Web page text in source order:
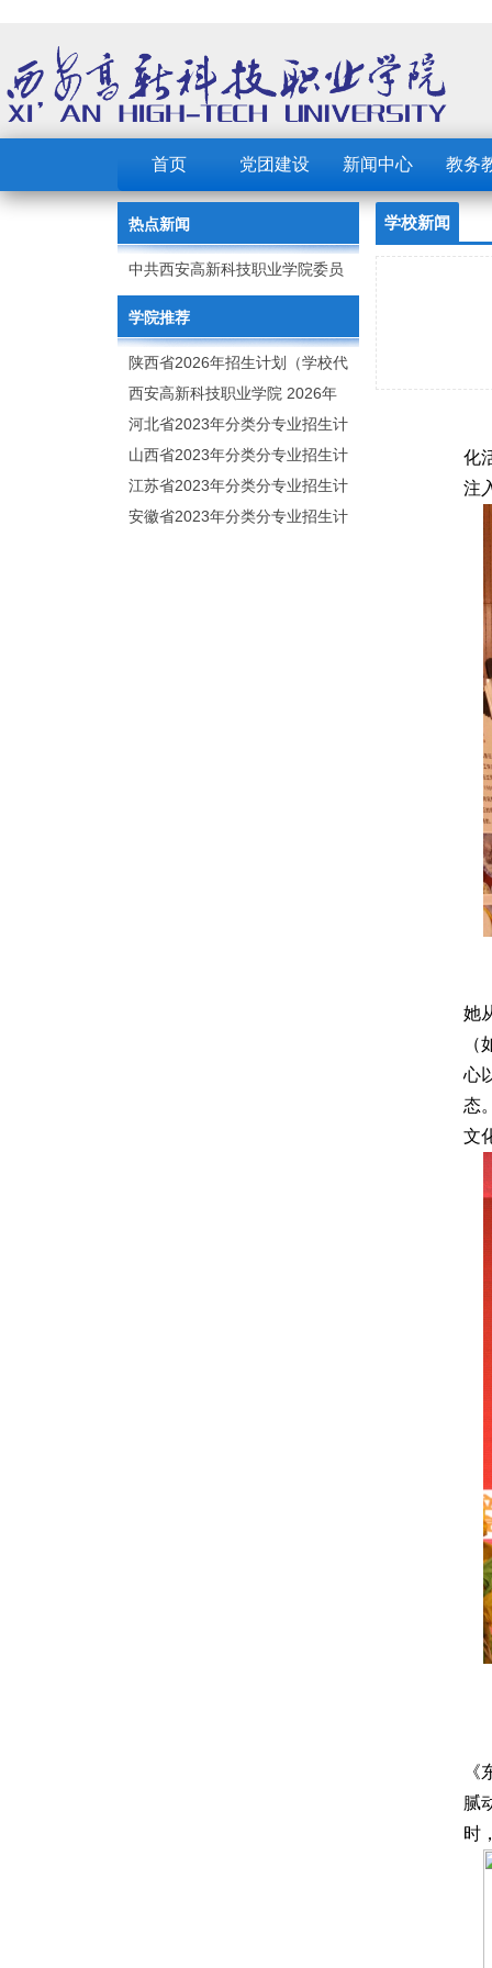
首页 党团建设 新闻中心 教务
热点新闻
中共西安高新科技职业学院委员
会 2023年党建工作要点
学院推荐
陕西省2026年招生计划（学校代
码：8103）
西安高新科技职业学院 2026年
招生章程
河北省2023年分类分专业招生计
划（院校代号：1889）
山西省2023年分类分专业招生计
划（院校代号：5560）
江苏省2023年分类分专业招生计
划（院校代号：8931）
安徽省2023年分类分专业招生计
学校新闻
化
注
她
心
态
文
腻
时